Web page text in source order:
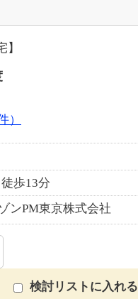
）
歩13分
ンPM東京株式会社
検討リストに入れる